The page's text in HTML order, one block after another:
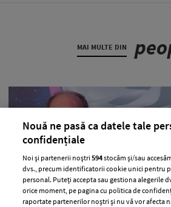
MAI MULTE DIN
Nouă ne pasă ca datele tale
confidențiale
Noi și partenerii noștri594stocăm și/sau
dvs., precum identificatorii cookie unici pentru
personal. Puteți accepta sau gestiona alegerile
orice moment, pe pagina cu politica de
raportate partenerilor noștri și nu vă vor afecta